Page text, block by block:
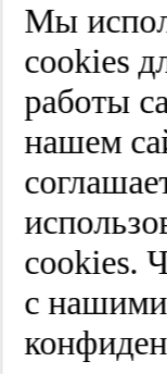
Улица
Квартира
Пароль
Пароль
Повторите пароль
Мы
cооkies
работы
нашем
cооkies.
с